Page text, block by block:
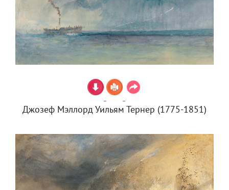
Джозеф Мэллорд Уильям Тернер (1775-1851)